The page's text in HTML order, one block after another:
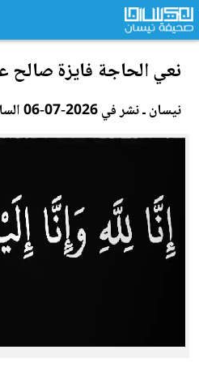
نعيالحاجة فايزة صالح
نيسان ـ نشر في 2026-07-06 الساعة 12:28